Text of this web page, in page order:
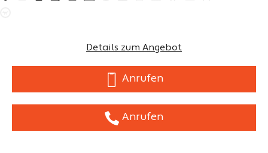
Details zum Angebot
Anrufen
Anrufen